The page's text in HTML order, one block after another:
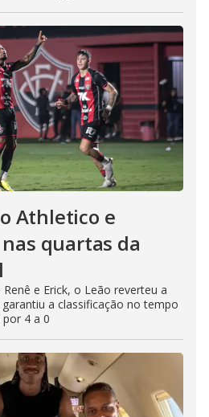
Athletico e
quartas da
e Erick, o Leão reverteu a
a classificação no tempo
4 a 0